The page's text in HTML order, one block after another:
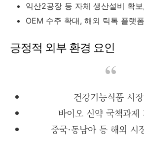
익산2공장 등 자체 생산설비 확
OEM 수주 확대, 해외 틱톡 플랫
긍정적 외부 환경 요인
건강기능식품 시
바이오 신약 국책과제
중국·동남아 등 해외 시